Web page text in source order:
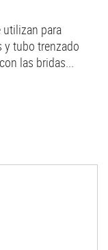
utilizan para
y tubo trenzado
las bridas...